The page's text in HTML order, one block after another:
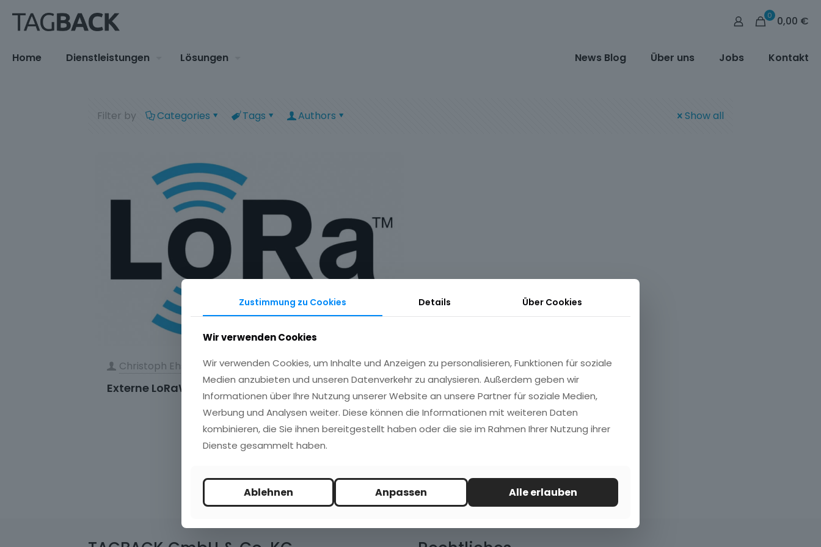
0 0,00 €
Home Dienstleistungen Lösungen News Blog Über uns Jobs Kontakt
Filter by Categories Tags Authors Show all
Christoph Ehscheidt on 28. November 2025
Externe LoRaWAN-Sensoren
Read more
Zustimmung zu Cookies Details Über Cookies
Wir verwenden Cookies
Wir verwenden Cookies, um Inhalte und Anzeigen zu personalisieren, Funktionen für soziale
Medien anzubieten und unseren Datenverkehr zu analysieren. Außerdem geben wir
Informationen über Ihre Nutzung unserer Website an unsere Partner für soziale Medien,
Werbung und Analysen weiter. Diese können die Informationen mit weiteren Daten
kombinieren, die Sie ihnen bereitgestellt haben oder die sie im Rahmen Ihrer Nutzung ihrer
Dienste gesammelt haben.
Ablehnen Anpassen Alle erlauben